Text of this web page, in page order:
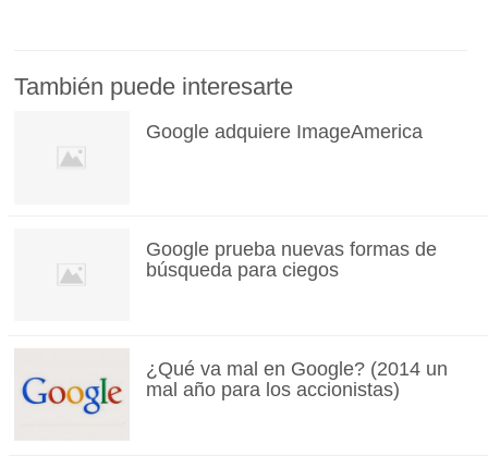
También puede interesarte
Google adquiere ImageAmerica
Google prueba nuevas formas de
búsqueda para ciegos
¿Qué va mal en Google? (2014 un
mal año para los accionistas)